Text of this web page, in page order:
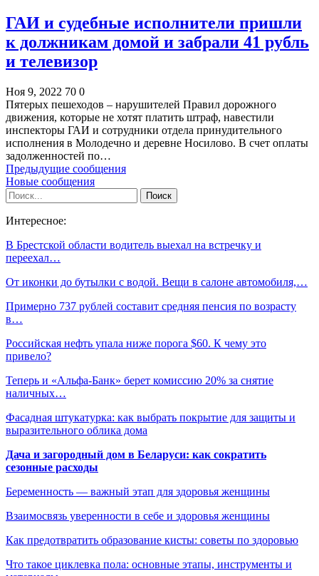
ГАИ и судебные исполнители пришли
к должникам домой и забрали 41 рубль
и телевизор
Ноя 9, 2022 70 0
Пятерых пешеходов – нарушителей Правил дорожного
движения, которые не хотят платить штраф, навестили
инспекторы ГАИ и сотрудники отдела принудительного
исполнения в Молодечно и деревне Носилово. В счет оплаты
задолженностей по…
Предыдущие сообщения
Новые сообщения
Интересное:
В Брестской области водитель выехал на встречку и
переехал…
От иконки до бутылки с водой. Вещи в салоне автомобиля,…
Примерно 737 рублей составит средняя пенсия по возрасту
в…
Российская нефть упала ниже порога $60. К чему это
привело?
Теперь и «Альфа-Банк» берет комиссию 20% за снятие
наличных…
Фасадная штукатурка: как выбрать покрытие для защиты и
выразительного облика дома
Дача и загородный дом в Беларуси: как сократить
сезонные расходы
Беременность — важный этап для здоровья женщины
Взаимосвязь уверенности в себе и здоровья женщины
Как предотвратить образование кисты: советы по здоровью
Что такое циклевка пола: основные этапы, инструменты и